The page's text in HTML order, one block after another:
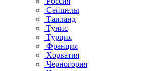
Сейшелы
Таиланд
Тунис
Турция
Франция
Хорватия
Черногория